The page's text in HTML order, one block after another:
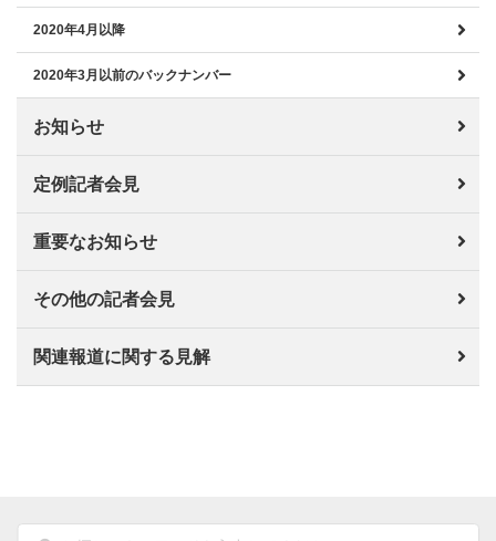
2020年4月以降
2020年3月以前のバックナンバー
お知らせ
定例記者会見
重要なお知らせ
その他の記者会見
関連報道に関する見解